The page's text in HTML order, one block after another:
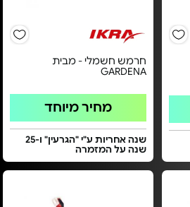
חרמש חשמלי - מבית
GARDENA
מחיר מיוחד
שנה אחריות ע"י "הגרעין" ו-25
שנה על המזמרה